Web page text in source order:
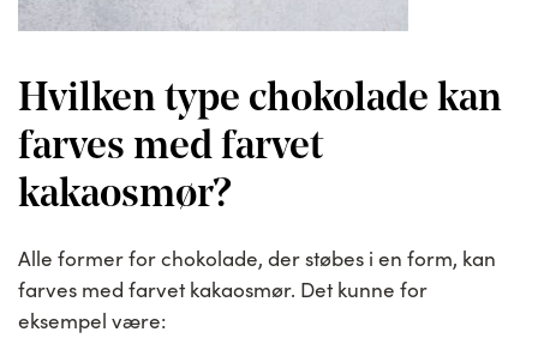
Hvilken type chokolade kan
farves med farvet
kakaosmør?
Alle former for chokolade, der støbes i en form, kan
farves med farvet kakaosmør. Det kunne for
eksempel være: